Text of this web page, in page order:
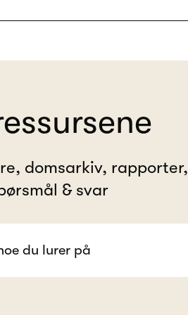
domsarkiv, rapporter,
& svar